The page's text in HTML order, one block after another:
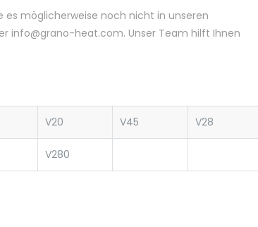
es möglicherweise noch nicht in unseren
info@grano-heat.com. Unser Team hilft Ihnen
V20 V45 V28
V280